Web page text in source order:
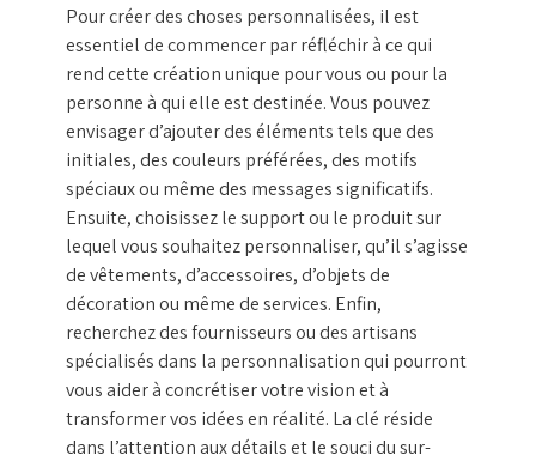
Pour créer des choses personnalisées, il est
essentiel de commencer par réfléchir à ce qui
rend cette création unique pour vous ou pour la
personne à qui elle est destinée. Vous pouvez
envisager d’ajouter des éléments tels que des
initiales, des couleurs préférées, des motifs
spéciaux ou même des messages significatifs.
Ensuite, choisissez le support ou le produit sur
lequel vous souhaitez personnaliser, qu’il s’agisse
de vêtements, d’accessoires, d’objets de
décoration ou même de services. Enfin,
recherchez des fournisseurs ou des artisans
spécialisés dans la personnalisation qui pourront
vous aider à concrétiser votre vision et à
transformer vos idées en réalité. La clé réside
dans l’attention aux détails et le souci du sur-